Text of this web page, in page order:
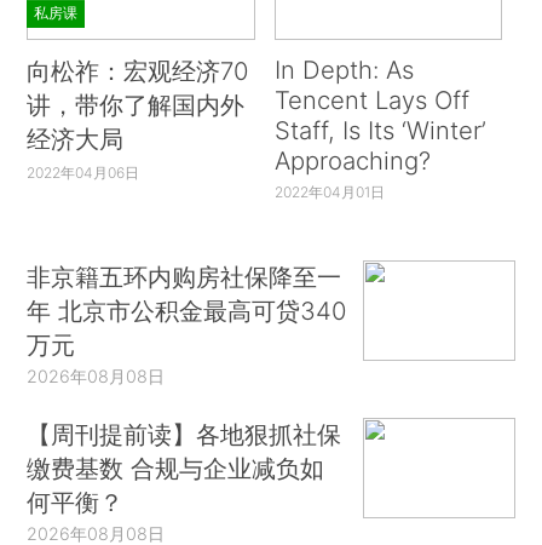
私房课
向松祚：宏观经济70
讲，带你了解国内外
经济大局
2022年04月06日
In Depth: As
Tencent Lays Off
Staff, Is Its ‘Winter’
Approaching?
2022年04月01日
非京籍五环内购房社保降至一
年 北京市公积金最高可贷340
万元
2026年08月08日
【周刊提前读】各地狠抓社保
缴费基数 合规与企业减负如
何平衡？
2026年08月08日